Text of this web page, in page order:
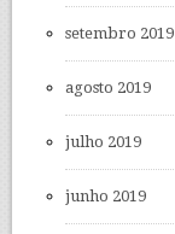
setembro 2019
agosto 2019
julho 2019
junho 2019